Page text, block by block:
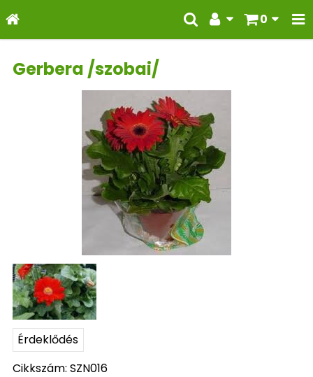
0
Gerbera /szobai/
Érdeklődés
Cikkszám: SZN016